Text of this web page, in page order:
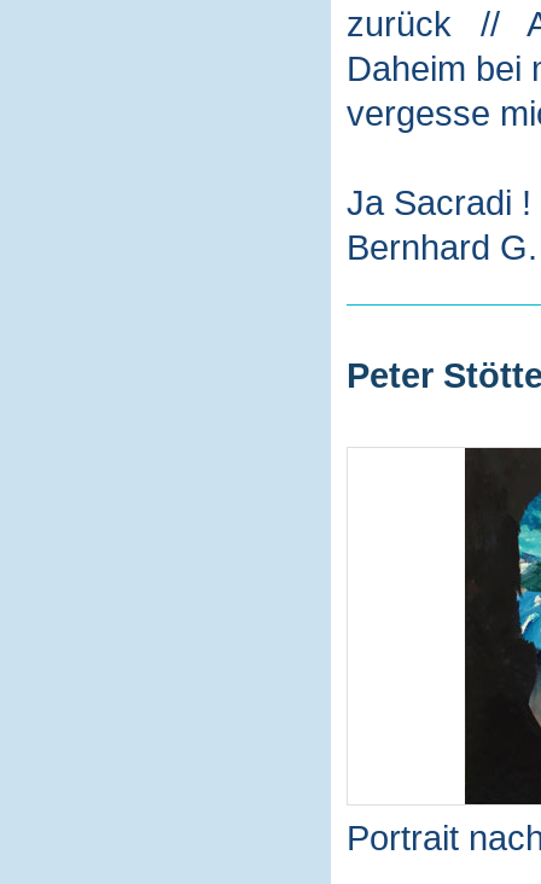
zurück //
Daheim
vergesse
Ja Sacradi
Bernhard
Peter
Portrait